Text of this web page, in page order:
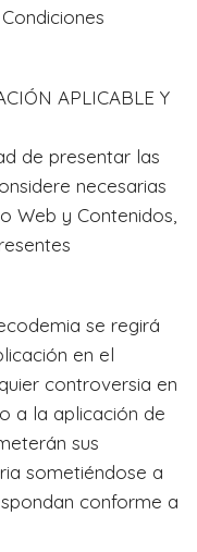
APLICABLE Y
de presentar las
necesarias
Web y Contenidos,
se regirá
en el
controversia en
a la aplicación de
sus
sometiéndose a
conforme a